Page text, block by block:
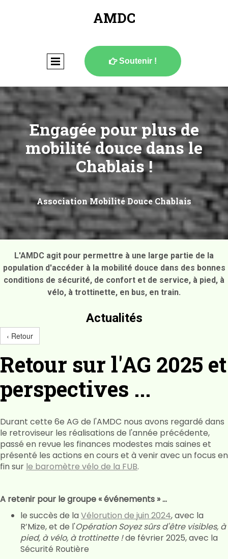
AMDC
Soutenir !
Engagée pour plus de
mobilité douce dans le
Chablais !
Association Mobilité Douce Chablais
L'AMDC agit pour permettre à une large partie de la
population d'accéder à la mobilité douce dans des bonnes
conditions de sécurité, de confort et de service, à pied, à
vélo, à trottinette, en bus, en train.
Actualités
‹ Retour
Retour sur l'AG 2025 et
perspectives ...
Durant cette 6e AG de l'AMDC nous avons regardé dans
le retroviseur les réalisations de l'année précédente,
passé en revue les finances modestes mais saines et
présenté les actions en cours et à venir avec un focus en
fin sur le baromètre vélo de la FUB.
A retenir pour le groupe « événements » ...
le succès de laVélorution de juin 2024, avec la
R’Mize, et de l'Opération Soyez sûrs d'être visibles, à
pied, à vélo, à trottinette !de février 2025, avec la
Sécurité Routière